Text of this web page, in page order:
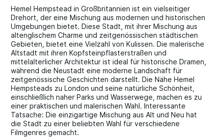
Hemel Hempstead in Großbritannien ist ein vielseitiger
Drehort, der eine Mischung aus modernen und historischen
Umgebungen bietet. Diese Stadt, mit ihrer Mischung aus
altenglischem Charme und zeitgenössischen städtischen
Gebieten, bietet eine Vielzahl von Kulissen. Die malerische
Altstadt mit ihren Kopfsteinpflasterstraßen und
mittelalterlicher Architektur ist ideal für historische Dramen,
während die Neustadt eine moderne Landschaft für
zeitgenössische Geschichten darstellt. Die Nähe Hemel
Hempsteads zu London und seine natürliche Schönheit,
einschließlich naher Parks und Wasserwege, machen es zu
einer praktischen und malerischen Wahl. Interessante
Tatsache: Die einzigartige Mischung aus Alt und Neu hat
die Stadt zu einer beliebten Wahl für verschiedene
Filmgenres gemacht.